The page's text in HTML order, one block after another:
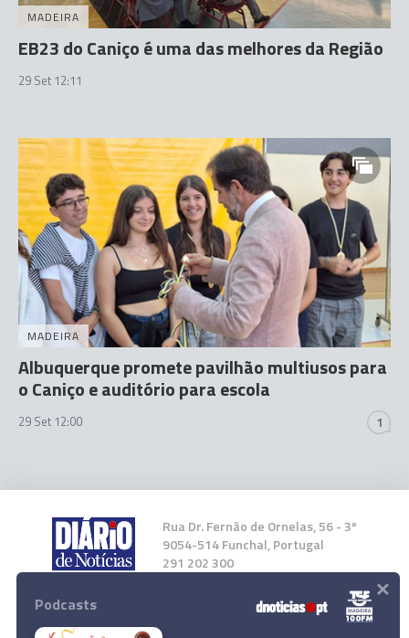
MADEIRA
EB23 do Caniço é uma das melhores da Região
29 Set 12:11
MADEIRA
Albuquerque promete pavilhão multiusos para
o Caniço e auditório para escola
29 Set 12:00 1
Rua Dr. Fernão de Ornelas, 56 - 3º
9054-514 Funchal, Portugal
291 202 300
Instale a nossa App
Podcasts ×